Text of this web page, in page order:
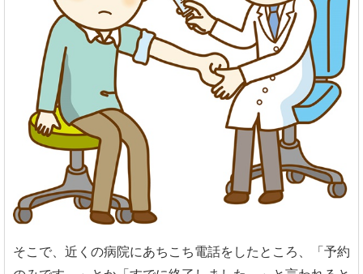
そこで、近くの病院にあちこち電話をしたところ、「予約